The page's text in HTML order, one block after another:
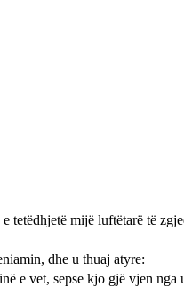
tetëdhjetë mijë luftëtarë të
dhe u thuaj atyre:
vet, sepse kjo gjë vjen